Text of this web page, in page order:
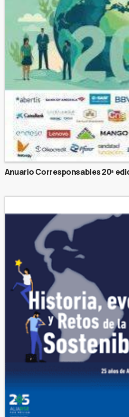
Anuario Corresponsables 20ª